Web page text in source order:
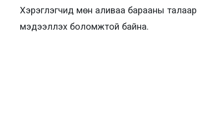
Хэрэглэгчид мөн аливаа барааны талаар
мэдээллэх боломжтой байна.